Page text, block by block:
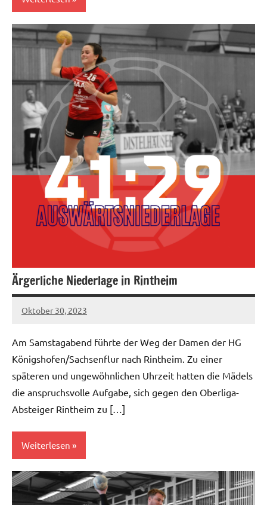
Herren
I
Ärgerliche Niederlage in Rintheim
Oktober 30, 2023
hgadmin
Am Samstagabend führte der Weg der Damen der HG
Königshofen/Sachsenflur nach Rintheim. Zu einer
späteren und ungewöhnlichen Uhrzeit hatten die Mädels
die anspruchsvolle Aufgabe, sich gegen den Oberliga-
Absteiger Rintheim zu […]
Weiterlesen
Damen